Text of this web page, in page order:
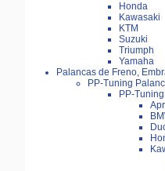
Honda
Kawasaki
KTM
Suzuki
Triumph
Yamaha
Palancas de Freno,
PP-Tuning
PP-